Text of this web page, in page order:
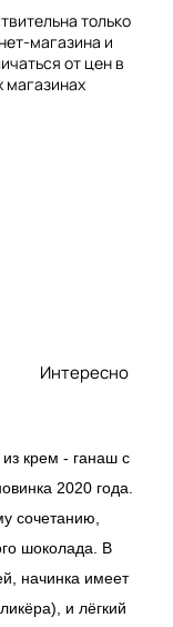
только
магазина и
от цен в
магазинах
Интересно
крем - ганаш с
2020 года.
сочетанию,
шоколада. В
начинка имеет
и лёгкий